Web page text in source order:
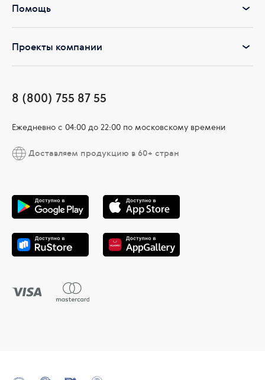
Помощь
Проекты компании
8 (800) 755 87 55
Ежедневно c 04:00 до 22:00 по московскому времени
Доставляем продукцию в 60+ стран